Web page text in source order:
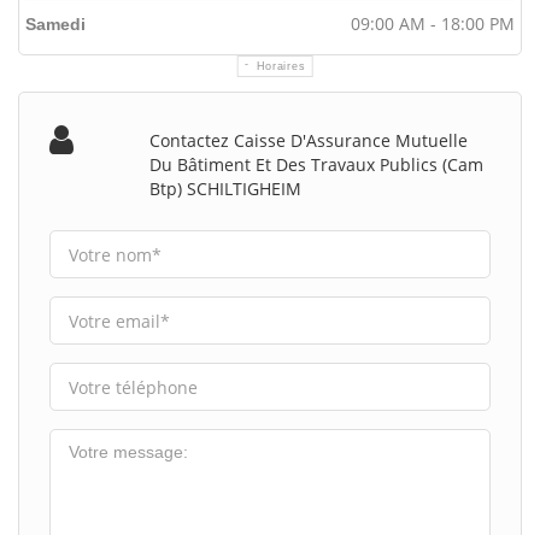
Horaires
Samedi 09:00 AM - 18:00 PM
Contactez Caisse D'Assurance Mutuelle
Du Bâtiment Et Des Travaux Publics (Cam
Btp) SCHILTIGHEIM